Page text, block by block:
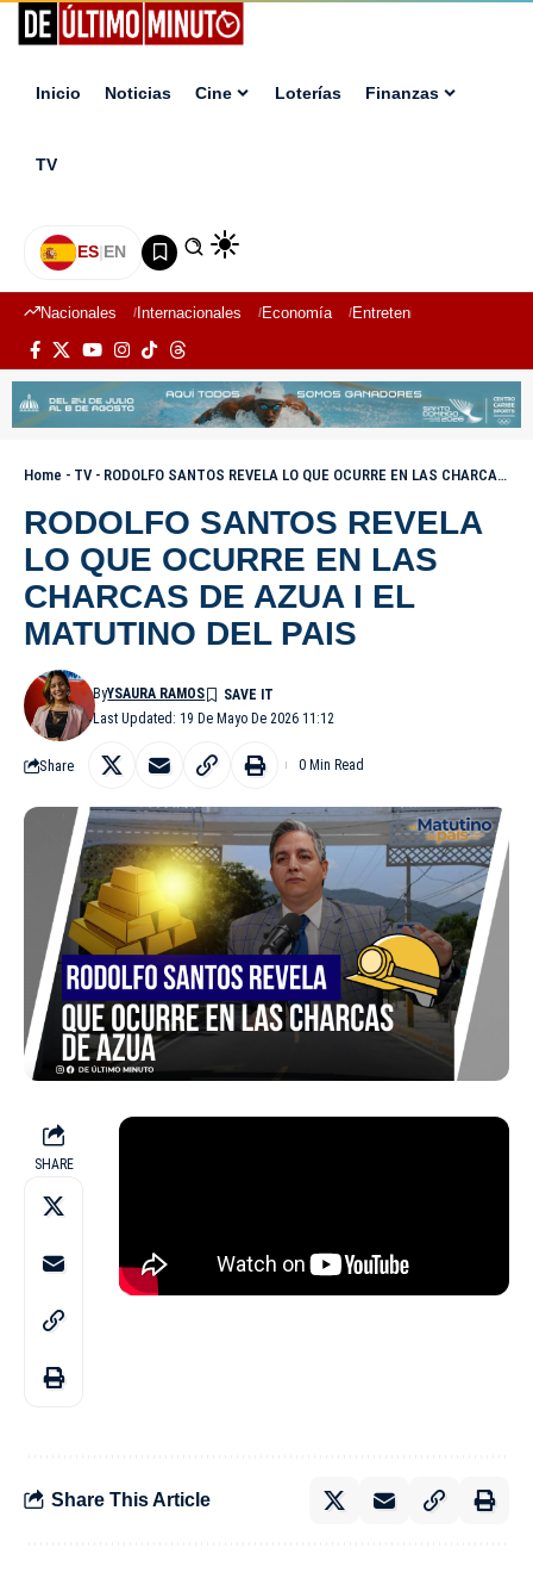
Inicio Noticias Cine Loterías Finanzas
TV
ES|EN
Nacionales Internacionales Economía Entretenimiento
Home - TV- RODOLFO SANTOS REVELA LO QUE OCURRE EN LAS CHARCAS DE AZUA I EL MATUTINO DEL PAIS
RODOLFO SANTOS REVELA
LO QUE OCURRE EN LAS
CHARCAS DE AZUA I EL
MATUTINO DEL PAIS
Last Updated: 19 De Mayo De 2026 11:12
ByYSAURA RAMOS
Share 0 Min Read
SHARE
Share This Article